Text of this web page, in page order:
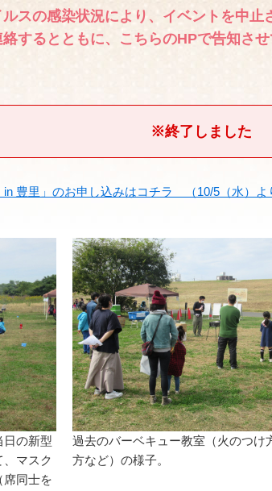
スの感染状況により、イベントを中
するとともに、こちらのHPで告知さ
※終了しました
in 豊里」のお申し込みはコチラ （10/5（水）よ
日の新型
マスク
席同士を
過去のバーベキュー教室（火のつけ
方など）の様子。